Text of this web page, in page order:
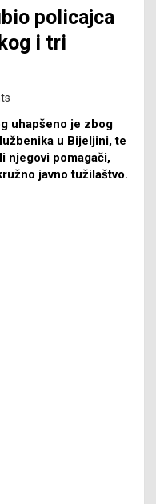
policajca
i tri
uhapšeno je zbog
u Bijeljini, te
njegovi pomagači,
javno tužilaštvo.